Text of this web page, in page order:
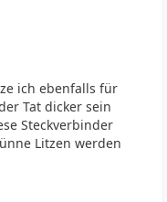
ich ebenfalls für
Tat dicker sein
Steckverbinder
Litzen werden